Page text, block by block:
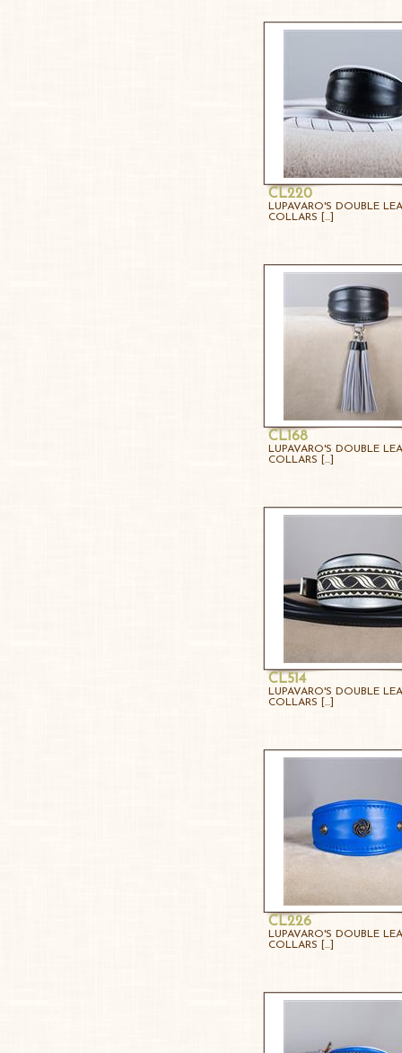
CL220
LUPAVARO'S DOUBLE
COLLARS [...]
CL168
LUPAVARO'S DOUBLE
COLLARS [...]
CL514
LUPAVARO'S DOUBLE
COLLARS [...]
CL226
LUPAVARO'S DOUBLE
COLLARS [...]